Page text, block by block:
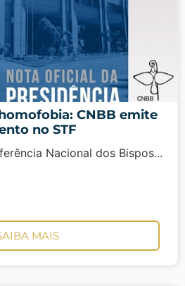
CNBB emite
no STF
Nacional dos Bispos...
MAIS